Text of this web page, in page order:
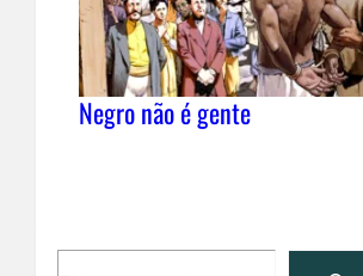
Negro não é gente